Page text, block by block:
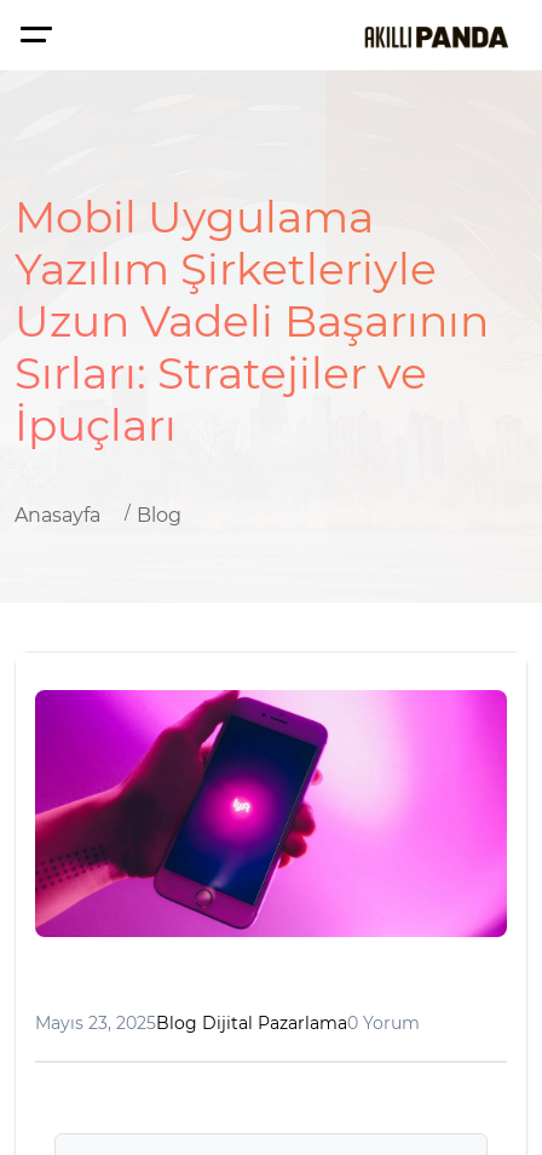
Mobil Uygulama
Yazılım Şirketleriyle
Uzun Vadeli Başarının
Sırları: Stratejiler ve
İpuçları
Anasayfa Blog
Mayıs 23, 2025Blog Dijital Pazarlama0 Yorum